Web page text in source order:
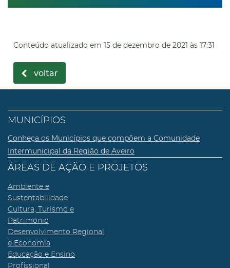
Conteúdo atualizado em 15 de dezembro de 2021 às 17:31
voltar
MUNICÍPIOS
Conheça os Municípios que compõem a Comunidade
Intermunicipal da Região de Aveiro
ÁREAS DE AÇÃO E PROJETOS
Ambiente e
Sustentabilidade
Cultura, Turismo e
Património
Desenvolvimento Regional
e Economia
Educação e Ensino
Profissional